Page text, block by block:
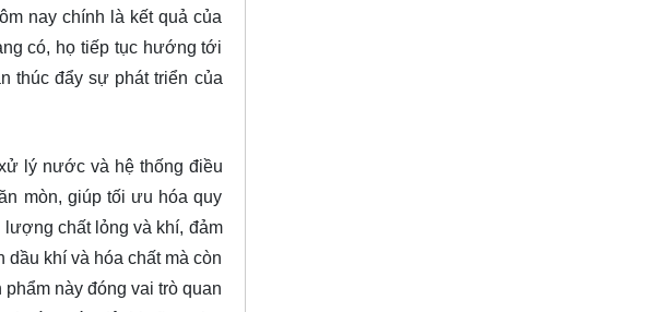
nay chính là kết quả của
có, họ tiếp tục hướng tới
thúc đẩy sự phát triển của
lý nước và hệ thống điều
mòn, giúp tối ưu hóa quy
chất lỏng và khí, đảm
dầu khí và hóa chất mà còn
này đóng vai trò quan